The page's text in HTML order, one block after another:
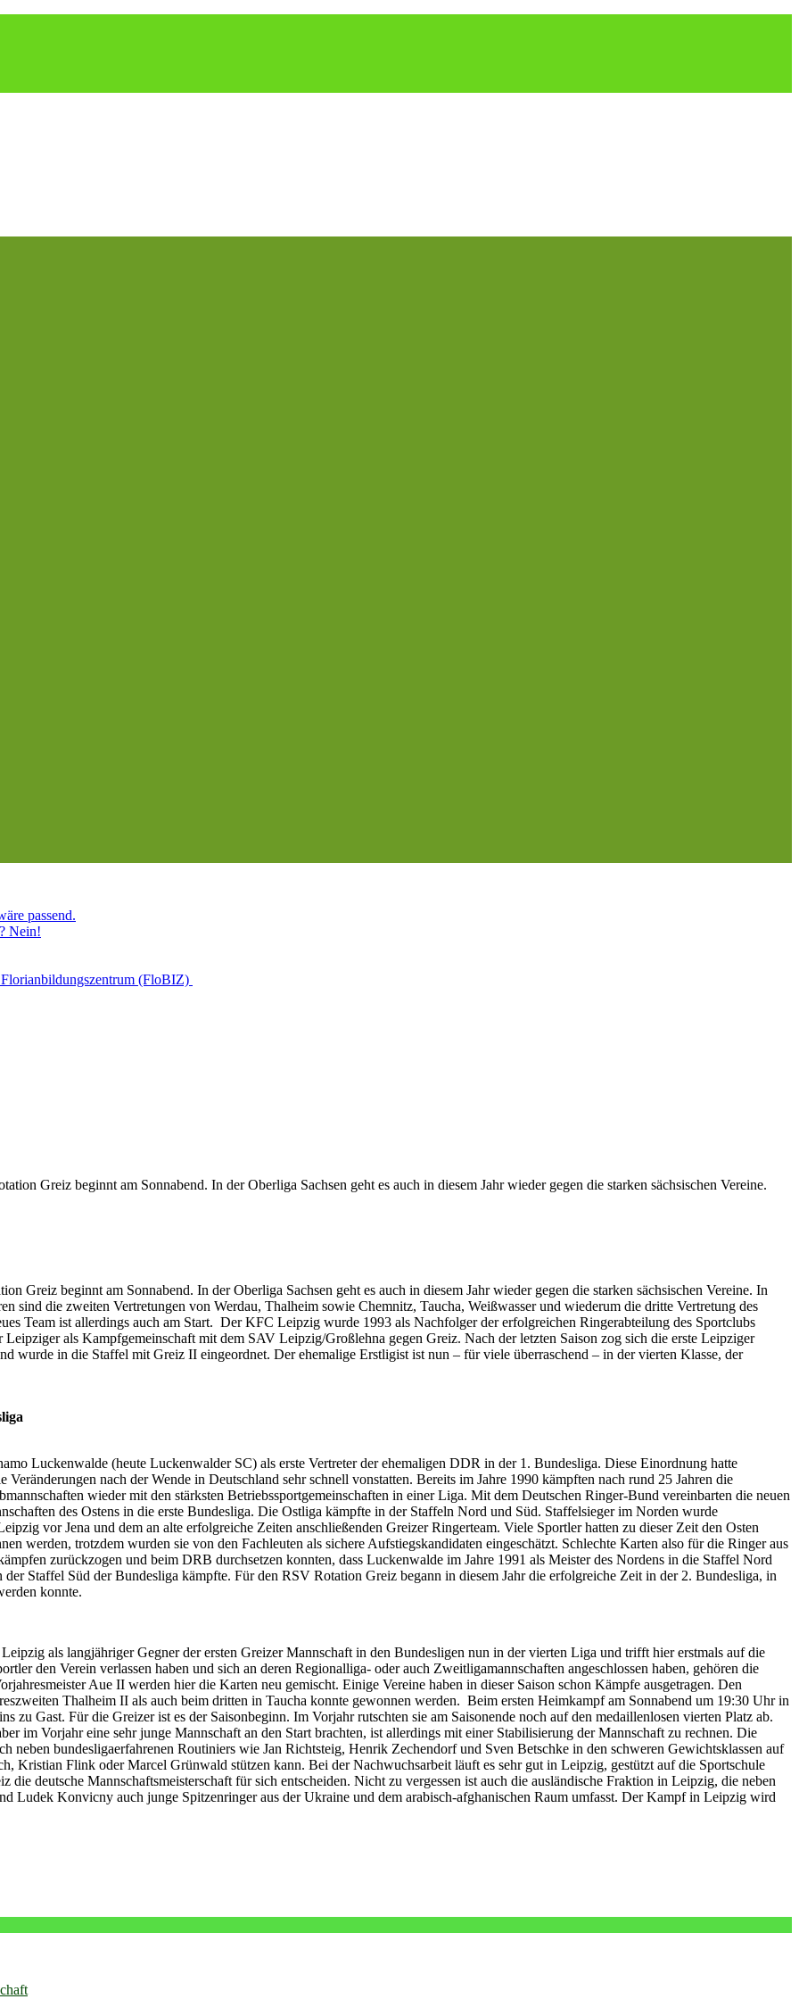
passend.
Nein!
(FloBIZ)
Greiz beginnt am Sonnabend. In der Oberliga Sachsen geht es auch in diesem Jahr wieder gegen die starken sächsischen Vereine. In
sind die zweiten Vertretungen von Werdau, Thalheim sowie Chemnitz, Taucha, Weißwasser und wiederum die dritte Vertretung des
Team ist allerdings auch am Start. Der KFC Leipzig wurde 1993 als Nachfolger der erfolgreichen Ringerabteilung des Sportclubs
als Kampfgemeinschaft mit dem SAV Leipzig/Großlehna gegen Greiz. Nach der letzten Saison zog sich die erste Leipziger
wurde in die Staffel mit Greiz II eingeordnet. Der ehemalige Erstligist ist nun – für viele überraschend – in der vierten Klasse, der
Luckenwalde (heute Luckenwalder SC) als erste Vertreter der ehemaligen DDR in der 1. Bundesliga. Diese Einordnung hatte
nach der Wende in Deutschland sehr schnell vonstatten. Bereits im Jahre 1990 kämpften nach rund 25 Jahren die
wieder mit den stärksten Betriebssportgemeinschaften in einer Liga. Mit dem Deutschen Ringer-Bund vereinbarten die neuen
des Ostens in die erste Bundesliga. Die Ostliga kämpfte in der Staffeln Nord und Süd. Staffelsieger im Norden wurde
vor Jena und dem an alte erfolgreiche Zeiten anschließenden Greizer Ringerteam. Viele Sportler hatten zu dieser Zeit den Osten
werden, trotzdem wurden sie von den Fachleuten als sichere Aufstiegskandidaten eingeschätzt. Schlechte Karten also für die Ringer aus
zurückzogen und beim DRB durchsetzen konnten, dass Luckenwalde im Jahre 1991 als Meister des Nordens in die Staffel Nord
Staffel Süd der Bundesliga kämpfte. Für den RSV Rotation Greiz begann in diesem Jahr die erfolgreiche Zeit in der 2. Bundesliga, in
konnte.
als langjähriger Gegner der ersten Greizer Mannschaft in den Bundesligen nun in der vierten Liga und trifft hier erstmals auf die
den Verein verlassen haben und sich an deren Regionalliga- oder auch Zweitligamannschaften angeschlossen haben, gehören die
Aue II werden hier die Karten neu gemischt. Einige Vereine haben in dieser Saison schon Kämpfe ausgetragen. Den
Thalheim II als auch beim dritten in Taucha konnte gewonnen werden. Beim ersten Heimkampf am Sonnabend um 19:30 Uhr in
zu Gast. Für die Greizer ist es der Saisonbeginn. Im Vorjahr rutschten sie am Saisonende noch auf den medaillenlosen vierten Platz ab.
im Vorjahr eine sehr junge Mannschaft an den Start brachten, ist allerdings mit einer Stabilisierung der Mannschaft zu rechnen. Die
neben bundesligaerfahrenen Routiniers wie Jan Richtsteig, Henrik Zechendorf und Sven Betschke in den schweren Gewichtsklassen auf
Kristian Flink oder Marcel Grünwald stützen kann. Bei der Nachwuchsarbeit läuft es sehr gut in Leipzig, gestützt auf die Sportschule
deutsche Mannschaftsmeisterschaft für sich entscheiden. Nicht zu vergessen ist auch die ausländische Fraktion in Leipzig, die neben
Ludek Konvicny auch junge Spitzenringer aus der Ukraine und dem arabisch-afghanischen Raum umfasst. Der Kampf in Leipzig wird